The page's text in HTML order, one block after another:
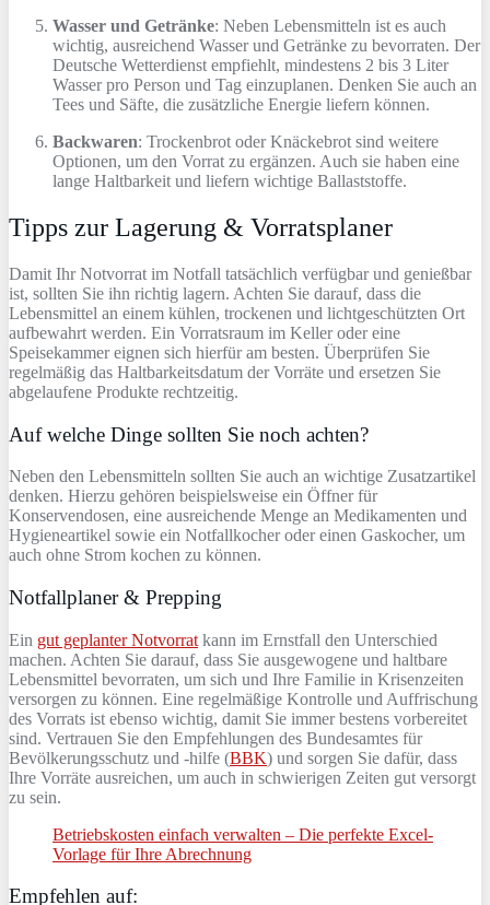
Wasser und Getränke: Neben Lebensmitteln ist es auch
wichtig, ausreichend Wasser und Getränke zu bevorraten. Der
Deutsche Wetterdienst empfiehlt, mindestens 2 bis 3 Liter
Wasser pro Person und Tag einzuplanen. Denken Sie auch an
Tees und Säfte, die zusätzliche Energie liefern können.
Backwaren: Trockenbrot oder Knäckebrot sind weitere
Optionen, um den Vorrat zu ergänzen. Auch sie haben eine
lange Haltbarkeit und liefern wichtige Ballaststoffe.
Tipps zur Lagerung & Vorratsplaner
Damit Ihr Notvorrat im Notfall tatsächlich verfügbar und genießbar
ist, sollten Sie ihn richtig lagern. Achten Sie darauf, dass die
Lebensmittel an einem kühlen, trockenen und lichtgeschützten Ort
aufbewahrt werden. Ein Vorratsraum im Keller oder eine
Speisekammer eignen sich hierfür am besten. Überprüfen Sie
regelmäßig das Haltbarkeitsdatum der Vorräte und ersetzen Sie
abgelaufene Produkte rechtzeitig.
Auf welche Dinge sollten Sie noch achten?
Neben den Lebensmitteln sollten Sie auch an wichtige Zusatzartikel
denken. Hierzu gehören beispielsweise ein Öffner für
Konservendosen, eine ausreichende Menge an Medikamenten und
Hygieneartikel sowie ein Notfallkocher oder einen Gaskocher, um
auch ohne Strom kochen zu können.
Notfallplaner & Prepping
Ein gut geplanter Notvorrat kann im Ernstfall den Unterschied
machen. Achten Sie darauf, dass Sie ausgewogene und haltbare
Lebensmittel bevorraten, um sich und Ihre Familie in Krisenzeiten
versorgen zu können. Eine regelmäßige Kontrolle und Auffrischung
des Vorrats ist ebenso wichtig, damit Sie immer bestens vorbereitet
sind. Vertrauen Sie den Empfehlungen des Bundesamtes für
Bevölkerungsschutz und -hilfe (BBK) und sorgen Sie dafür, dass
Ihre Vorräte ausreichen, um auch in schwierigen Zeiten gut versorgt
zu sein.
Betriebskosten einfach verwalten – Die perfekte Excel-
Vorlage für Ihre Abrechnung
Empfehlen auf: